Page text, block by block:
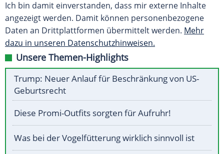
Ich bin damit einverstanden, dass mir externe Inhalte
angezeigt werden. Damit können personenbezogene
Daten an Drittplattformen übermittelt werden. Mehr
dazu in unseren Datenschutzhinweisen.
Unsere Themen-Highlights
Trump: Neuer Anlauf für Beschränkung von US-
Geburtsrecht
Diese Promi-Outfits sorgten für Aufruhr!
Was bei der Vogelfütterung wirklich sinnvoll ist